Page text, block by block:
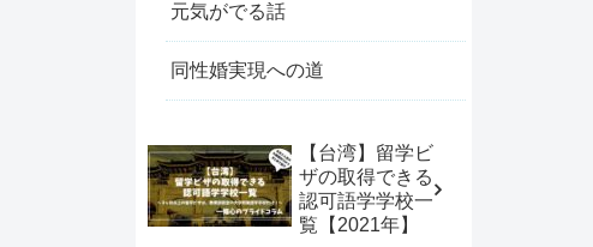
元気がでる話
同性婚実現への道
【台湾】留学ビ
ザの取得できる
認可語学学校一
覧【2021年】